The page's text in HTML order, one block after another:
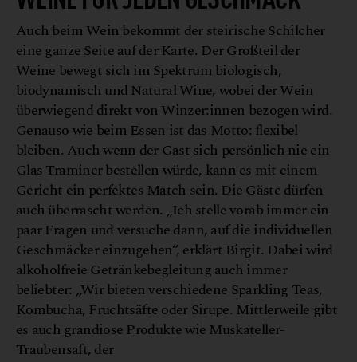
Auch beim Wein bekommt der steirische Schilcher
eine ganze Seite auf der Karte. Der Großteil der
Weine bewegt sich im Spektrum biologisch,
biodynamisch und Natural Wine, wobei der Wein
überwiegend direkt von Winzer:innen bezogen wird.
Genauso wie beim Essen ist das Motto: flexibel
bleiben. Auch wenn der Gast sich persönlich nie ein
Glas Traminer bestellen würde, kann es mit einem
Gericht ein perfektes Match sein. Die Gäste dürfen
auch überrascht werden. „Ich stelle vorab immer ein
paar Fragen und versuche dann, auf die individuellen
Geschmäcker einzugehen“, erklärt Birgit. Dabei wird
alkoholfreie Getränkebegleitung auch immer
beliebter: „Wir bieten verschiedene Sparkling Teas,
Kombucha, Fruchtsäfte oder Sirupe. Mittlerweile gibt
es auch grandiose Produkte wie Muskateller-
Traubensaft, der